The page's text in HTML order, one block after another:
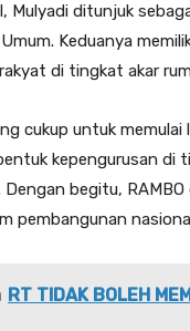
Mulyadi ditunjuk
Keduanya
di tingkat akar
cukup untuk
kepengurusan
Dengan begitu,
pembangunan
RT TIDAK BOLEH